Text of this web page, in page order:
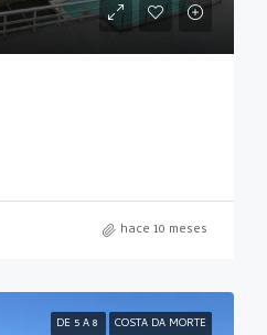
hace 10 meses
DE 5 A 8 COSTA DA MORTE